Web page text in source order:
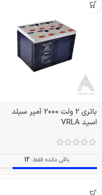
باتری 2 ولت 2000 آمپر سیلد
اسید VRLA
باقی مانده فقط: 12